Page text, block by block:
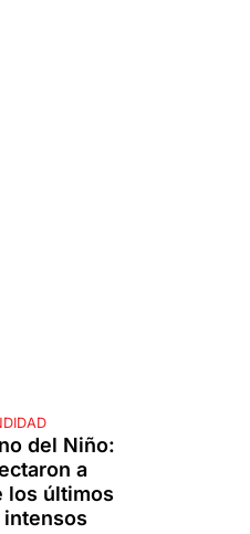
del Niño:
a
los últimos